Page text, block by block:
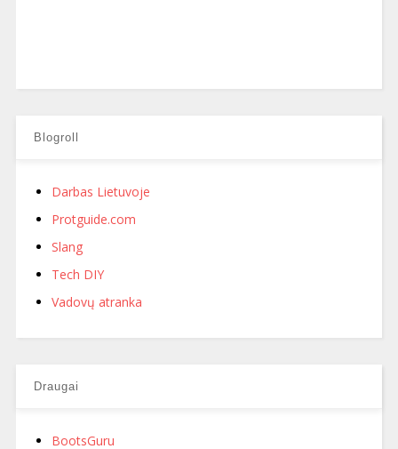
Blogroll
Darbas Lietuvoje
Protguide.com
Slang
Tech DIY
Vadovų atranka
Draugai
BootsGuru